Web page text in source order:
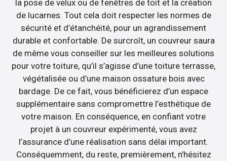
la pose de velux ou de fenêtres de toit et la création
de lucarnes. Tout cela doit respecter les normes de
sécurité et d’étanchéité, pour un agrandissement
durable et confortable. De surcroît, un couvreur saura
de même vous conseiller sur les meilleures solutions
pour votre toiture, qu’il s’agisse d’une toiture terrasse,
végétalisée ou d’une maison ossature bois avec
bardage. De ce fait, vous bénéficierez d’un espace
supplémentaire sans compromettre l’esthétique de
votre maison. En conséquence, en confiant votre
projet à un couvreur expérimenté, vous avez
l’assurance d’une réalisation sans délai important.
Conséquemment, du reste, premièrement, n’hésitez